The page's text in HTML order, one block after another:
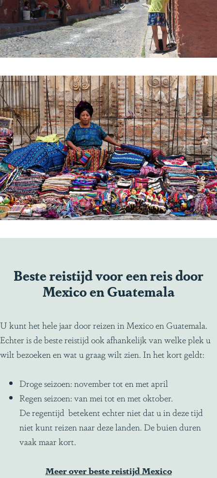
Beste reistijd voor een reis door
Mexico en Guatemala
U kunt het hele jaar door reizen in Mexico en Guatemala.
Echter is de beste reistijd ook afhankelijk van welke plek u
wilt bezoeken en wat u graag wilt zien. In het kort geldt:
Droge seizoen: november tot en met april
Regen seizoen: van mei tot en met oktober.
De regentijd betekent echter niet dat u in deze tijd
niet kunt reizen naar deze landen. De buien duren
vaak maar kort.
Meer over beste reistijd Mexico